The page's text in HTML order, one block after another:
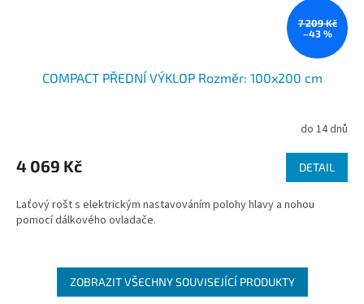
7 209 Kč
–43 %
COMPACT PŘEDNÍ VÝKLOP Rozměr: 100x200 cm
do 14 dnů
4 069 Kč DETAIL
Laťový rošt s elektrickým nastavováním polohy hlavy a nohou
pomocí dálkového ovladače.
ZOBRAZIT VŠECHNY SOUVISEJÍCÍ PRODUKTY